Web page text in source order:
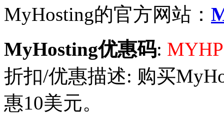
MyHosting的官方网站：
MyHosting优惠码:
折扣/优惠描述: 购买
惠10美元。